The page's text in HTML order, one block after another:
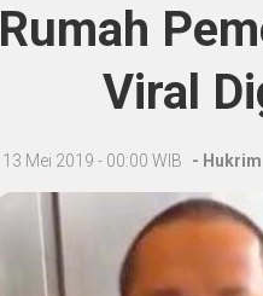
Rumah
Viral
, 13 Mei 2019 - 00:00 WIB - Hukrim